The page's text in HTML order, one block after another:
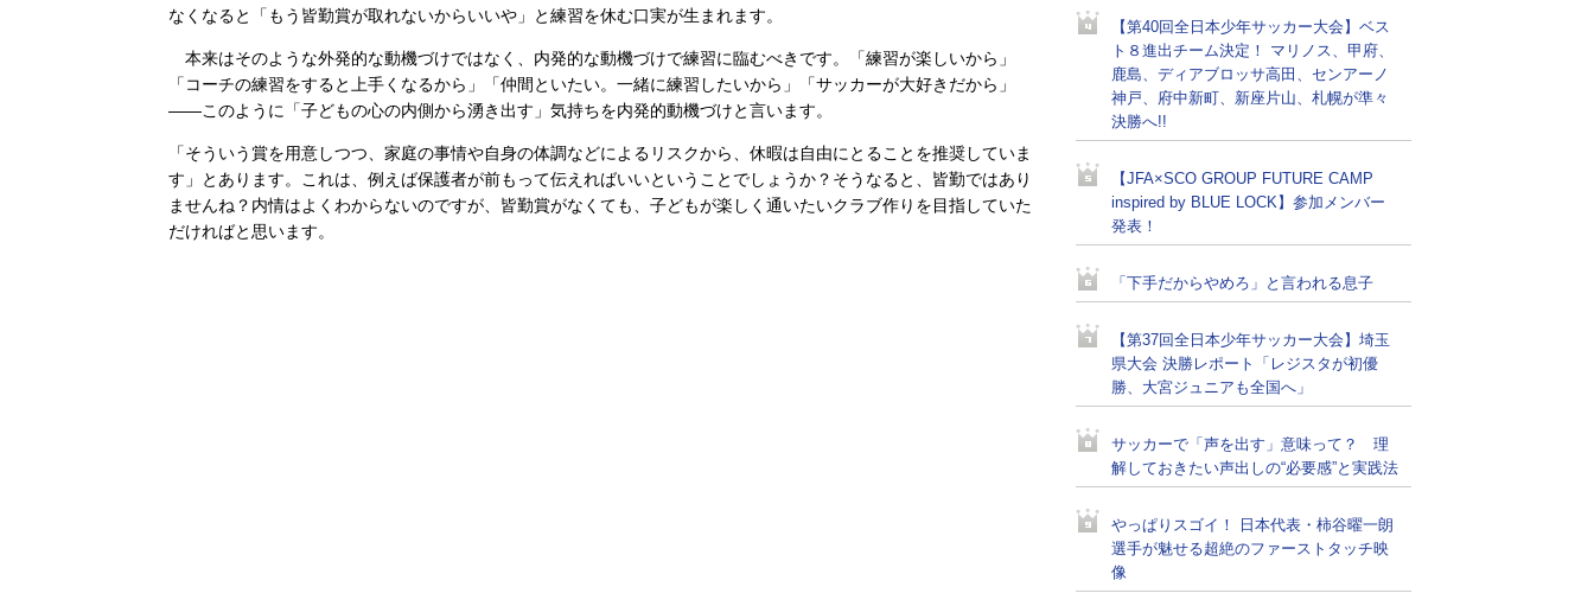
なくなると「もう皆勤賞が取れないからいいや」と練習を休む口実が生まれます。
本来はそのような外発的な動機づけではなく、内発的な動機づけで練習に臨むべきです。「練習が楽しいから」
「コーチの練習をすると上手くなるから」「仲間といたい。一緒に練習したいから」「サッカーが大好きだから」
――このように「子どもの心の内側から湧き出す」気持ちを内発的動機づけと言います。
「そういう賞を用意しつつ、家庭の事情や自身の体調などによるリスクから、休暇は自由にとることを推奨していま
す」とあります。これは、例えば保護者が前もって伝えればいいということでしょうか？そうなると、皆勤ではあり
ませんね？内情はよくわからないのですが、皆勤賞がなくても、子どもが楽しく通いたいクラブ作りを目指していた
だければと思います。
【第40回全日本少年サッカー大会】ベス
ト８進出チーム決定！ マリノス、甲府、
鹿島、ディアブロッサ高田、センアーノ
神戸、府中新町、新座片山、札幌が準々
決勝へ!!
【JFA×SCO GROUP FUTURE CAMP
inspired by BLUE LOCK】参加メンバー
発表！
「下手だからやめろ」と言われる息子
【第37回全日本少年サッカー大会】埼玉
県大会 決勝レポート「レジスタが初優
勝、大宮ジュニアも全国へ」
サッカーで「声を出す」意味って？ 理
解しておきたい声出しの“必要感”と実践法
やっぱりスゴイ！ 日本代表・柿谷曜一朗
選手が魅せる超絶のファーストタッチ映
像